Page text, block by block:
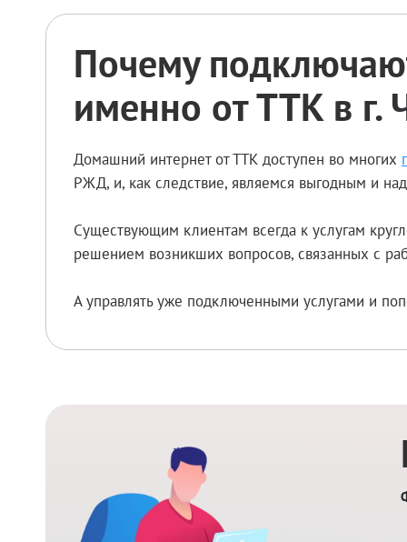
Почему
именно от ТТК в г.
Домашний интернет от ТТК доступен во многих
РЖД, и, как следствие, являемся выгодным и
Существующим клиентам всегда к услугам
решением возникших вопросов, связанных с
А управлять уже подключенными услугами и